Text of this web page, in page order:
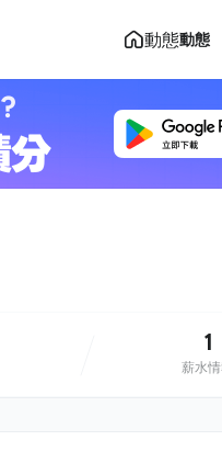
動態動態
1
薪水